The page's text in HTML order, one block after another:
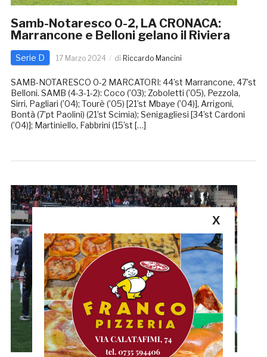
Samb-Notaresco 0-2, LA CRONACA:
Marrancone e Belloni gelano il Riviera
Serie D 17 Marzo 2024 di Riccardo Mancini
SAMB-NOTARESCO 0-2 MARCATORI: 44’st Marrancone, 47’st
Belloni. SAMB (4-3-1-2): Coco (’03); Zoboletti (’05), Pezzola,
Sirri, Pagliari (’04); Tourè (’05) [21’st Mbaye (’04)], Arrigoni,
Bontà (7’pt Paolini) (21’st Scimia); Senigagliesi [34’st Cardoni
(’04)]; Martiniello, Fabbrini (15’st […]
X